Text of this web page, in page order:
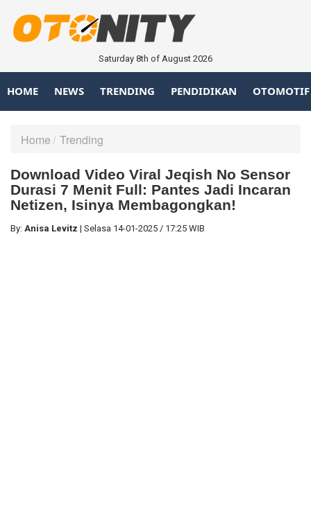
Saturday 8th of August 2026
HOME NEWS TRENDING PENDIDIKAN OTOMOTIF
Home Trending
Download Video Viral Jeqish No Sensor
Durasi 7 Menit Full: Pantes Jadi Incaran
Netizen, Isinya Membagongkan!
By: Anisa Levitz | Selasa 14-01-2025 / 17:25 WIB